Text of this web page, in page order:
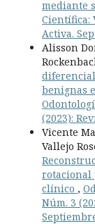
mediante
Científica:
Activa.
Alisson
benignas
(2023):
Vicente
Vallejo
rotacional
clínico ,
Núm. 3